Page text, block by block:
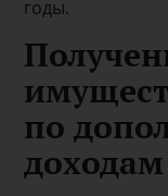
годы.
по
доходам